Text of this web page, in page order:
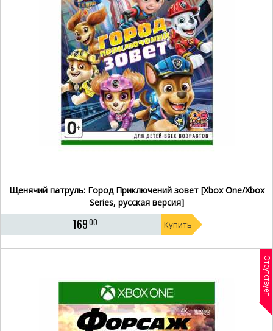
Щенячий патруль: Город Приключений зовет [Xbox One/Xbox
Series, русская версия]
16900 Купить
Отсутствует